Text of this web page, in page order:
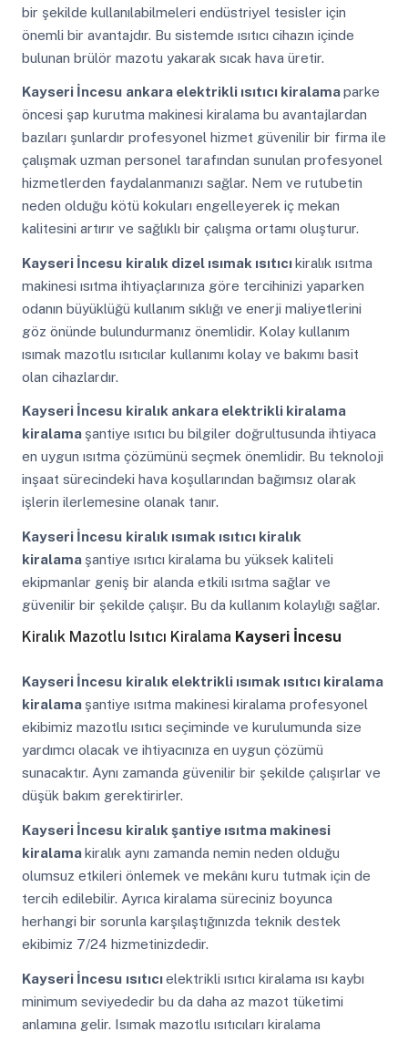
bir şekilde kullanılabilmeleri endüstriyel tesisler için
önemli bir avantajdır. Bu sistemde ısıtıcı cihazın içinde
bulunan brülör mazotu yakarak sıcak hava üretir.
Kayseri İncesu ankara elektrikli ısıtıcı kiralamaparke
öncesi şap kurutma makinesi kiralama bu avantajlardan
bazıları şunlardır profesyonel hizmet güvenilir bir firma ile
çalışmak uzman personel tarafından sunulan profesyonel
hizmetlerden faydalanmanızı sağlar. Nem ve rutubetin
neden olduğu kötü kokuları engelleyerek iç mekan
kalitesini artırır ve sağlıklı bir çalışma ortamı oluşturur.
Kayseri İncesu kiralık dizel ısımak ısıtıcıkiralık ısıtma
makinesi ısıtma ihtiyaçlarınıza göre tercihinizi yaparken
odanın büyüklüğü kullanım sıklığı ve enerji maliyetlerini
göz önünde bulundurmanız önemlidir. Kolay kullanım
ısımak mazotlu ısıtıcılar kullanımı kolay ve bakımı basit
olan cihazlardır.
Kayseri İncesu kiralık ankara elektrikli kiralama
kiralama şantiye ısıtıcı bu bilgiler doğrultusunda ihtiyaca
en uygun ısıtma çözümünü seçmek önemlidir. Bu teknoloji
inşaat sürecindeki hava koşullarından bağımsız olarak
işlerin ilerlemesine olanak tanır.
Kayseri İncesu kiralık ısımak ısıtıcı kiralık
kiralama şantiye ısıtıcı kiralama bu yüksek kaliteli
ekipmanlar geniş bir alanda etkili ısıtma sağlar ve
güvenilir bir şekilde çalışır. Bu da kullanım kolaylığı sağlar.
Kiralık Mazotlu Isıtıcı Kiralama Kayseri İncesu
Kayseri İncesu kiralık elektrikli ısımak ısıtıcı kiralama
kiralama şantiye ısıtma makinesi kiralama profesyonel
ekibimiz mazotlu ısıtıcı seçiminde ve kurulumunda size
yardımcı olacak ve ihtiyacınıza en uygun çözümü
sunacaktır. Aynı zamanda güvenilir bir şekilde çalışırlar ve
düşük bakım gerektirirler.
Kayseri İncesu kiralık şantiye ısıtma makinesi
kiralamakiralık aynı zamanda nemin neden olduğu
olumsuz etkileri önlemek ve mekânı kuru tutmak için de
tercih edilebilir. Ayrıca kiralama süreciniz boyunca
herhangi bir sorunla karşılaştığınızda teknik destek
ekibimiz 7/24 hizmetinizdedir.
Kayseri İncesu ısıtıcıelektrikli ısıtıcı kiralama ısı kaybı
minimum seviyededir bu da daha az mazot tüketimi
anlamına gelir. Isımak mazotlu ısıtıcıları kiralama